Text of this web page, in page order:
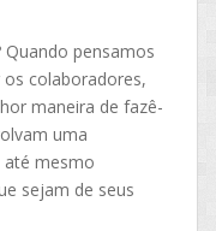
pensamos
colaboradores,
maneira de fazê-
uma
até mesmo
sejam de seus